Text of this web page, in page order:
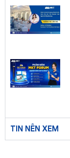
TIN NÊN XEM